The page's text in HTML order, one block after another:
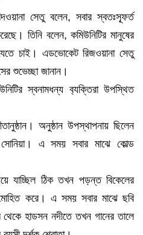
সেতু বলেন, সবার স্বতঃস্ফূর্ত
তিনি বলেন, কমিউনিটির মানুষের
চাই। এডভোকেট রিজওয়ানা সেতু
শুভেচ্ছা জানান।
স্বনামধন্য ব‍্যক্তিরা উপস্থিত
অনুষ্ঠান উপস্থাপনায় ছিলেন
এ সময় সবার মাঝে কোল্ড
যাচ্ছিল ঠিক তখন পড়ন্ত বিকেলের
করে। এ সময় সবার মাঝে ছবি
হাডসন নদীতে তখন গানের তালে